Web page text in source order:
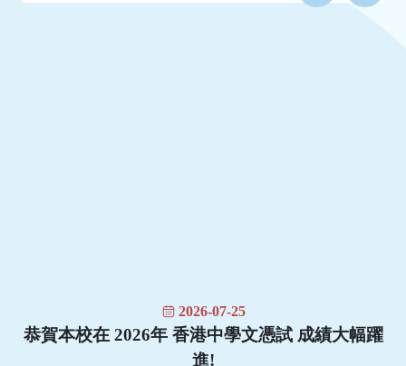
2026-07-25
恭賀本校在 2026年 香港中學文憑試 成績大幅躍
進!